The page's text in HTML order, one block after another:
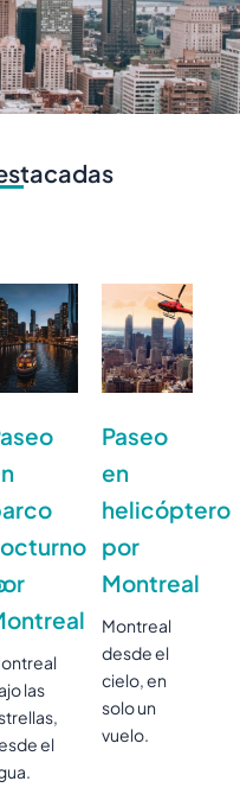
las
el
Paseo
en
helicóptero
por
Montreal
Montreal
desde el
cielo, en
solo un
vuelo.